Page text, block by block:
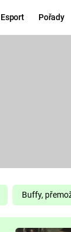
Pořady
Buffy,